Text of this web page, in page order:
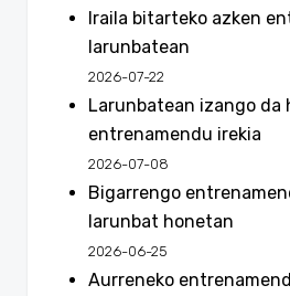
Iraila bitarteko azken
larunbatean
2026-07-22
Larunbatean izango da
entrenamendu irekia
2026-07-08
Bigarrengo
larunbat honetan
2026-06-25
Aurreneko